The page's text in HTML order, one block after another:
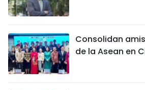
Consolidan
de la Asean en